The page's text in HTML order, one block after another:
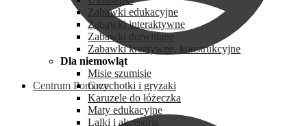
Centrum Pomocy
Zabawki edukacyjne
Zabawki interaktywne
Zabawki drewniane
Zabawki kreatywne, konstrukcyjne
Dla niemowląt
Misie szumisie
Grzechotki i gryzaki
Karuzele do łóżeczka
Maty edukacyjne
Lalki i akcesoria